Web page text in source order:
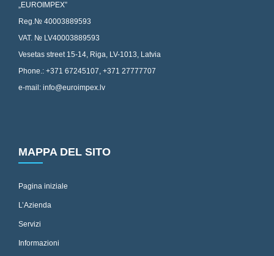
„EUROIMPEX”
Reg.№ 40003889593
VAT. № LV40003889593
Vesetas street 15-14, Riga, LV-1013, Latvia
Phone.: +371 67245107, +371 27777707
e-mail: info@euroimpex.lv
MAPPA DEL SITO
Pagina iniziale
L’Azienda
Servizi
Informazioni